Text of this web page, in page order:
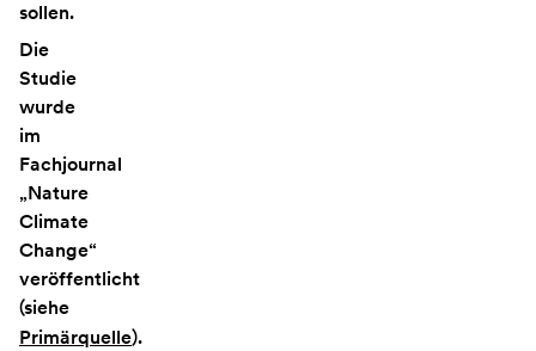
sollen.
Die
Studie
wurde
im
Fachjournal
„Nature
Climate
Change“
veröffentlicht
(siehe
Primärquelle).